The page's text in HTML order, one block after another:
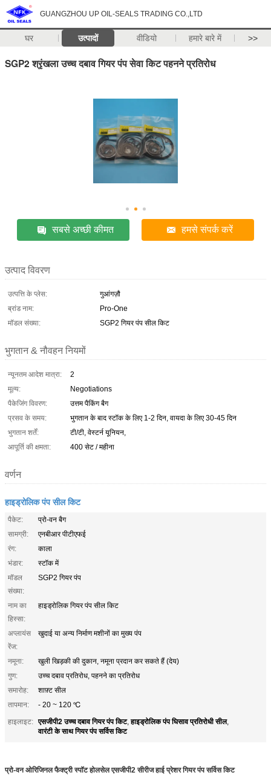
GUANGZHOU UP OIL-SEALS TRADING CO.,LTD
घर उत्पादों वीडियो हमारे बारे में >>
SGP2 श्रृंखला उच्च दबाव गियर पंप सेवा किट पहनने प्रतिरोध
सबसे अच्छी कीमत हमसे संपर्क करें
उत्पाद विवरण
उत्पत्ति के प्लेस:
गुआंगज़ौ
ब्रांड नाम:
Pro-One
मॉडल संख्या:
SGP2 गियर पंप सील किट
भुगतान & नौवहन नियमों
न्यूनतम आदेश मात्रा:
2
मूल्य:
Negotiations
पैकेजिंग विवरण:
उत्तम पैकिंग बैग
प्रसव के समय:
भुगतान के बाद स्टॉक के लिए 1-2 दिन, वायदा के लिए 30-45 दिन
भुगतान शर्तें:
टी/टी, वेस्टर्न यूनियन,
आपूर्ति की क्षमता:
400 सेट / महीना
वर्णन
हाइड्रोलिक पंप सील किट
पैकेट:
प्रो-वन बैग
सामग्री:
एनबीआर पीटीएफई
रंग:
काला
भंडार:
स्टॉक में
मॉडल
संख्या:
SGP2 गियर पंप
नाम का
हिस्सा:
हाइड्रोलिक गियर पंप सील किट
अप्लायंस
रेंज:
खुदाई या अन्य निर्माण मशीनों का मुख्य पंप
नमूना:
खुली खिड़की की दुकान, नमूना प्रदान कर सकते हैं (देय)
गुण:
उच्च दबाव प्रतिरोध, पहनने का प्रतिरोध
समारोह:
शाफ़्ट सील
तापमान:
- 20 ~ 120 ℃
हाइलाइट: एसजीपी2 उच्च दबाव गियर पंप किट,हाइड्रोलिक पंप घिसाव प्रतिरोधी सील,
वारंटी के साथ गियर पंप सर्विस किट
प्रो-वन ओरिजिनल फैक्ट्री स्पॉट होलसेल एसजीपी2 सीरीज हाई प्रेशर गियर पंप सर्विस किट